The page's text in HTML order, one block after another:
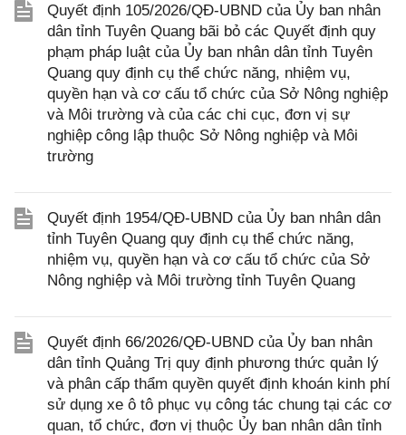
Quyết định 105/2026/QĐ-UBND của Ủy ban nhân
dân tỉnh Tuyên Quang bãi bỏ các Quyết định quy
phạm pháp luật của Ủy ban nhân dân tỉnh Tuyên
Quang quy định cụ thể chức năng, nhiệm vụ,
quyền hạn và cơ cấu tổ chức của Sở Nông nghiệp
và Môi trường và của các chi cục, đơn vị sự
nghiệp công lập thuộc Sở Nông nghiệp và Môi
trường
Quyết định 1954/QĐ-UBND của Ủy ban nhân dân
tỉnh Tuyên Quang quy định cụ thể chức năng,
nhiệm vụ, quyền hạn và cơ cấu tổ chức của Sở
Nông nghiệp và Môi trường tỉnh Tuyên Quang
Quyết định 66/2026/QĐ-UBND của Ủy ban nhân
dân tỉnh Quảng Trị quy định phương thức quản lý
và phân cấp thẩm quyền quyết định khoán kinh phí
sử dụng xe ô tô phục vụ công tác chung tại các cơ
quan, tổ chức, đơn vị thuộc Ủy ban nhân dân tỉnh